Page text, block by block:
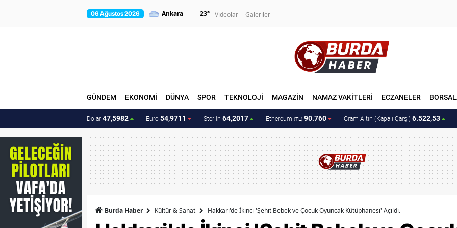
06 Ağustos 2026 23° Videolar Galeriler
GÜNDEM EKONOMİ DÜNYA SPOR TEKNOLOJİ MAGAZİN NAMAZ VAKİTLERİ ECZANELER
Dolar 47,5982 Euro 54,9711 Sterlin 64,2017 Ethereum (TL) 90.760 Gram Altın (Kapalı Çarşı) 6.522,53
Burda Haber Kültür & Sanat Hakkari'de İkinci 'Şehit Bebek ve Çocuk Oyuncak Kütüphanesi' Açıldı.